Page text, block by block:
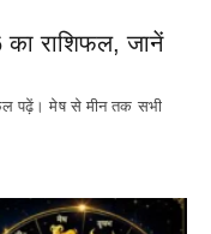
राशिफल, जानें
पढ़ें। मेष से मीन तक सभी